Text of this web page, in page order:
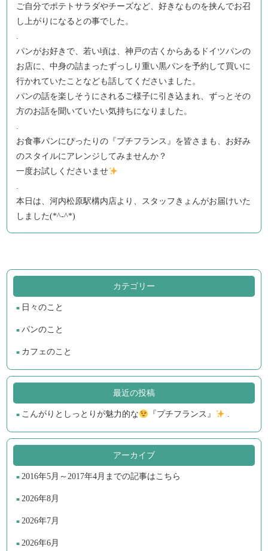
ご自分でポテトサラダやチーズなど、好きなものを挟んでお召
し上がりになるとの事でした。
.
パンがお好きで、若い頃は、神戸の古くからあるドイツパンの
お店に、中身の詰まったずっしり重い黒パンを予約して買いに
行かれていたことなども話してくださいました。
パンの話を楽しそうにされるご様子に引き込まれ、ずっとその
方のお話を聞いていたい気持ちになりました。
.
お食事パンにぴったりの『プチフランス』を皆さまも、お好み
のスタイルにアレンジしてみませんか？
一度お試しくださいませ
.
本日は、河内松原駅構内店より、スタッフきょんがお届けいた
しました(*^-^*)
カテゴリー
日々のこと
パンのこと
カフェのこと
最近の投稿
こんがりとしっとりが魅力的な 『プチフランス』 .
アーカイブ
2016年5月～2017年4月までの記事はこちら
2026年8月
2026年7月
2026年6月